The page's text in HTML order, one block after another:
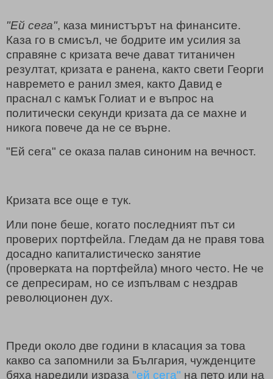
"Ей сега", каза министърът на финансите.
Каза го в смисъл, че бодрите им усилия за
справяне с кризата вече дават титаничен
резултат, кризата е ранена, както свети Георги
навремето е ранил змея, както Давид е
праснал с камък Голиат и е въпрос на
политически секунди кризата да се махне и
никога повече да не се върне.
"Ей сега" се оказа палав синоним на вечност.
Кризата все още е тук.
Или поне беше, когато последният път си
проверих портфейла. Гледам да не правя това
досадно капиталистическо занятие
(проверката на портфейла) много често. Не че
се депресирам, но се изпълвам с нездрав
революционен дух.
Преди около две години в класация за това
какво са запомнили за България, чужденците
бяха наредили израза "ей сега" на пето или на